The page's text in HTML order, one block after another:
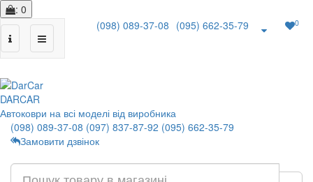
: 0
(098) 089-37-08 (095) 662-35-79 0
DARCAR
Автоковри на всі моделі від виробника
(098) 089-37-08 (097) 837-87-92 (095) 662-35-79
Замовити дзвінок